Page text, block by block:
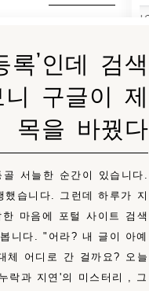
'인데 검색
구글이 제
목을 바꿨다
서늘한 순간이 있습니다.
습니다. 그런데 하루가 지
마음에 포털 사이트 검색
니다. "어라? 내 글이 아예
체 어디로 간 걸까요? 오늘
락과 지연'의 미스터리 , 그